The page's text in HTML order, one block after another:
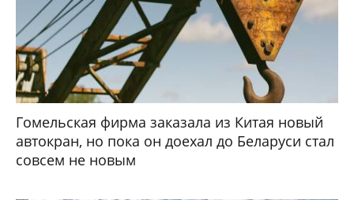
Гомельская фирма заказала из Китая новый
автокран, но пока он доехал до Беларуси стал
совсем не новым